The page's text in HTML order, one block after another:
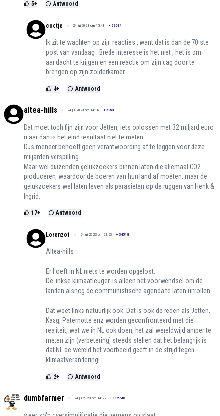
5+ Antwoord
cootje 24 juli 2023 om 15:48 + 52614
Ik zit te wachten op zijn reacties , want dat is dan de 70 ste
post van vandaag . Brede interesse is het niet , het is om
aandacht te krijgen en een reactie om zijn dag door te
brengen op zijn zolderkamer
4+ Antwoord
altea-hills 24 juli 2023 om 14:38 + 5053
Dat moet toch fijn zijn voor Jetten, iets oplossen met 32 miljard euro
maar dan is het eind resultaat niet te meten.
Dus meneer behoeft geen verantwoording af te leggen voor deze
miljarden verspilling.
Maar wel duizenden gelukzoekers binnen laten die allemaal CO2
produceren, waardoor de boeren van hun land af moeten, maar de
gelukzoekers wel laten leven als parasieten op de ruggen van Henk &
Ingrid.
17+ Antwoord
Lorenzo1 24 juli 2023 om 21:23 + 34518
Altea-hills
Er hoeft in NL niets te worden opgelost.
De linkse klimaatleugen is alleen het voorwendsel om de
landen alsnog de communistische agenda te laten uitrollen.
Dat weet links natuurlijk ook. Dat is ook de reden als Jetten,
Kaag, Paternotte enz worden geconfronteerd met die
realiteit, wat we in NL ook doen, het zal wereldwijd amper te
meten zijn (verbetering) steeds stellen dat het belangrijk is
dat NL de wereld het voorbeeld geeft in de strijd tegen
klimaatverandering!
2+ Antwoord
dumbfarmer 24 juli 2023 om 14:22 + 112748